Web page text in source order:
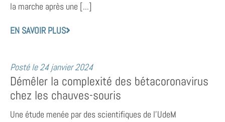
la marche après une [...]
EN SAVOIR PLUS
Posté le24 janvier 2024
Démêler la complexité des bétacoronavirus
chez les chauves-souris
Une étude menée par des scientifiques de l’UdeM